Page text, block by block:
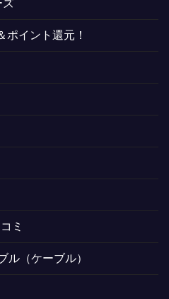
イント還元！
ミ
ル（ケーブル）